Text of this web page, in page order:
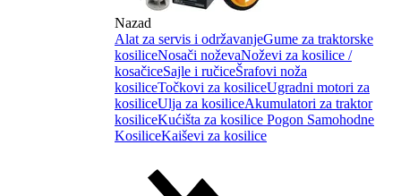
Nazad
Alat za servis i održavanjeGume za traktorske
kosiliceNosači noževaNoževi za kosilice /
kosačiceSajle i ručiceŠrafovi noža
kosiliceTočkovi za kosiliceUgradni motori za
kosiliceUlja za kosiliceAkumulatori za traktor
kosiliceKućišta za kosilice Pogon Samohodne
KosiliceKaiševi za kosilice